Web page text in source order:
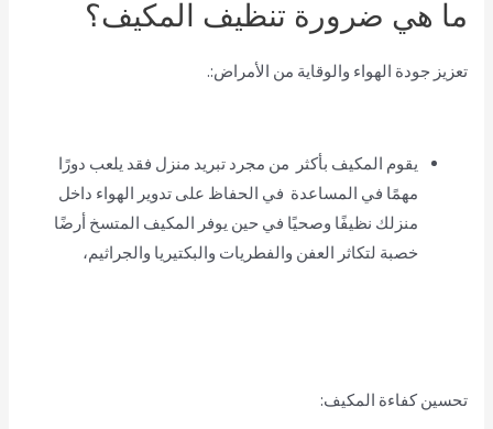
ما هي ضرورة تنظيف المكيف؟
تعزيز جودة الهواء والوقاية من الأمراض:.
يقوم المكيف بأكثر من مجرد تبريد منزل فقد يلعب دورًا
مهمًا في المساعدة في الحفاظ على تدوير الهواء داخل
منزلك نظيفًا وصحيًا في حين يوفر المكيف المتسخ أرضًا
خصبة لتكاثر العفن والفطريات والبكتيريا والجراثيم،
تحسين كفاءة المكيف: